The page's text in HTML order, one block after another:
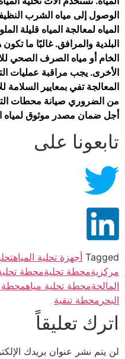
الوصول إلى مياه الشرب
المياه لمعالجة المياه قليلة
البلدية والمرافق. غالبًا ما
الخام أو مياه الصرف الصحي
الأخرى. يجب مراقبة عمليات
المعالجة تفي بمعايير السلامة
من الضروري صيانة محطات
أجل ضمان مصدر موثوق لمياه
تابعونا على
Tagged أجهزة تحلية المياه
مركزيةمحطة تحليةمحطة
المالحةمحطة تحلية مياهمحطة
البحر محطة تنقية
اترك تعليقاً
لن يتم نشر عنوان بريدك